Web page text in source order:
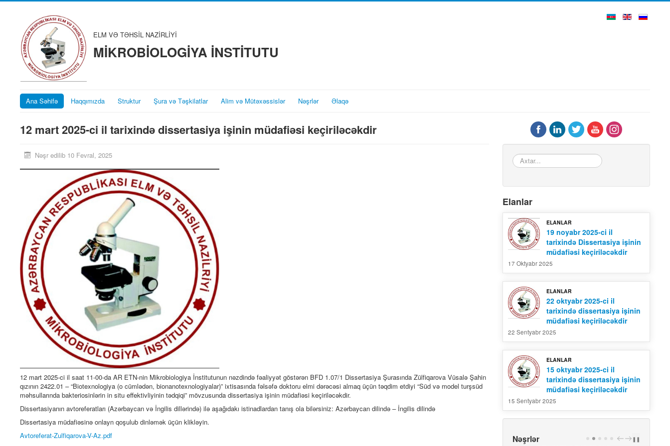
ELM VƏ TƏHSİL NAZİRLİYİ
MİKROBİOLOGİYA İNSTİTUTU
Ana Səhifə Haqqımızda Struktur Şura və Təşkilatlar Alim və Mütəxəssislər Nəşrlər Əlaqə
12 mart 2025-ci il tarixində dissertasiya işinin müdafiəsi keçiriləcəkdir
Nəşr edilib 10 Fevral, 2025
12 mart 2025-ci il saat 11-00-da AR ETN-nin Mikrobiologiya İnstitutunun nəzdində fəaliyyət göstərən BFD 1.07/1 Dissertasiya Şurasında Zülfiqarova Vüsalə Şahin
qızının 2422.01 – “Biotexnologiya (o cümlədən, bionanotexnologiyalar)” ixtisasında fəlsəfə doktoru elmi dərəcəsi almaq üçün təqdim etdiyi “Süd və model turşsüd
məhsullarında bakteriosinlərin in situ effektivliyinin tədqiqi” mövzusunda dissertasiya işinin müdafiəsi keçiriləcəkdir.
Dissertasiyanın avtoreferatları (Azərbaycan və İngilis dillərində) ilə aşağıdakı istinadlardan tanış ola bilərsiniz: Azərbaycan dilində – İngilis dilində
Dissertasiya müdafiəsinə onlayn qoşulub dinləmək üçün klikləyin.
Avtoreferat-Zulfiqarova-V-Az.pdf
Axtar...
Elanlar
ELANLAR
19 noyabr 2025-ci il
tarixində Dissertasiya işinin
müdafiəsi keçiriləcəkdir
17 Oktyabr 2025
ELANLAR
22 oktyabr 2025-ci il
tarixində dissertasiya işinin
müdafiəsi keçiriləcəkdir
22 Sentyabr 2025
ELANLAR
15 oktyabr 2025-ci il
tarixində dissertasiya işinin
müdafiəsi keçiriləcəkdir
15 Sentyabr 2025
Nəşrlər PREV
NEXT
❚❚